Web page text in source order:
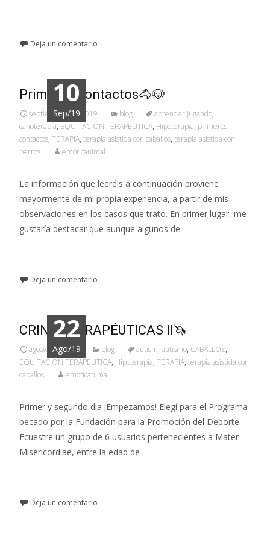
Deja un comentario
10
Sep/19
Primeros contactos🐴🐶
septiembre 10, 2019 blog aprender jugando,
canoterapia, EQUITACIÓN TERAPÉUTICA, Hipoterapia, primeros
contactos, TERAPIA, terapia asistida con caballos, terapia asistida con
perros
emoticanimal
La información que leeréis a continuación proviene
mayormente de mi propia experiencia, a partir de mis
observaciones en los casos que trato. En primer lugar, me
gustaría destacar que aunque algunos de
Deja un comentario
22
Ago/19
CRINES TERAPÉUTICAS II🦄
agosto 22, 2019 blog autism, autismo, CABALLOS,
EQUITACIÓN TERAPÉUTICA, Hipoterapia, TERAPIA, terapia asistida con
caballos
emoticanimal
Primer y segundo dia ¡Empezamos! Elegí para el Programa
becado por la Fundación para la Promoción del Deporte
Ecuestre un grupo de 6 usuarios pertenecientes a Mater
Misericordiae, entre la edad de
Deja un comentario